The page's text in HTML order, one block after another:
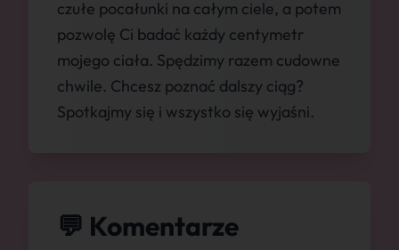
czułe pocałunki na całym ciele, a potem
pozwolę Ci badać każdy centymetr
mojego ciała. Spędzimy razem cudowne
chwile. Chcesz poznać dalszy ciąg?
Spotkajmy się i wszystko się wyjaśni.
💬 Komentarze